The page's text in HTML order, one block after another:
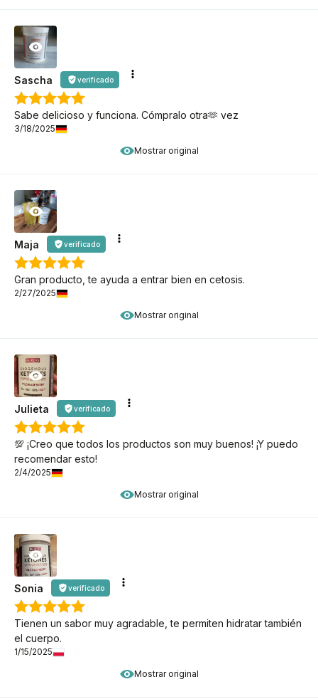
Mostrar original
Sascha verificado
Sabe delicioso y funciona. Cómpralo otra🫶 vez
3/18/2025
Mostrar original
Maja verificado
Gran producto, te ayuda a entrar bien en cetosis.
2/27/2025
Mostrar original
Julieta verificado
💯 ¡Creo que todos los productos son muy buenos! ¡Y puedo
recomendar esto!
2/4/2025
Mostrar original
Sonia verificado
Tienen un sabor muy agradable, te permiten hidratar también
el cuerpo.
1/15/2025